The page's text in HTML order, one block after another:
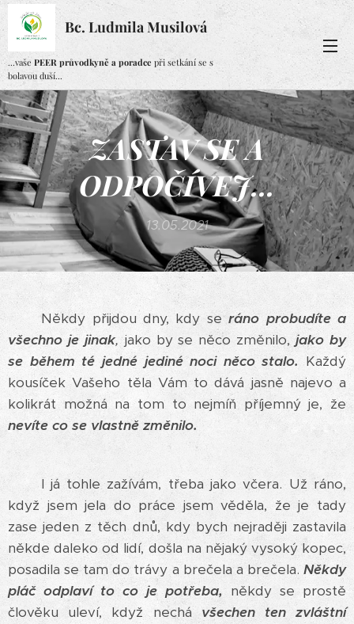
Bc. Ludmila Musilová
...vaše PEER průvodkyně a poradce při setkání se s
bolavou duší...
ZASTAV SE A
ODPOČÍVEJ...
13.05.2021
Někdy přijdou dny, kdy seráno probudíte a
všechno je jinak,jako by se něco změnilo,jako by
se během té jedné jediné noci něco stalo. Každý
kousíček Vašeho těla Vám to dává jasně najevo a
kolikrát možná na tom to nejmíň příjemný je, že
nevíte co se vlastně změnilo.
I já tohle zažívám, třeba jako včera. Už ráno,
když jsem jela do práce jsem věděla, že je tady
zase jeden z těch dnů, kdy bych nejraději zastavila
někde daleko od lidí, došla na nějaký vysoký kopec,
posadila se tam do trávy a brečela a brečela. Někdy
pláč odplaví to co je potřeba, někdy se prostě
člověku uleví, když nechá všechen ten zvláštní